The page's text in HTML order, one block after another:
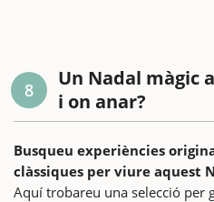
8
Un Nadal màgic
i on anar?
Busqueu experiències
clàssiques per viure aquest
Aquí trobareu una selecció per